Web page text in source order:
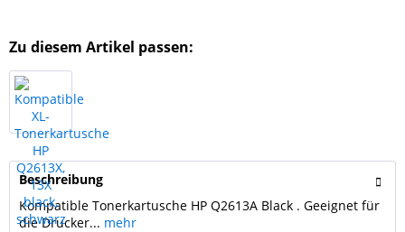
Zu diesem Artikel passen:
Beschreibung
Kompatible Tonerkartusche HP Q2613A Black . Geeignet für
die Drucker... mehr